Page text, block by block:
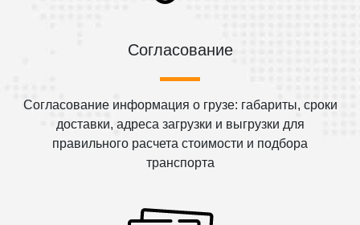
Согласование
Согласование информация о грузе: габариты, сроки
доставки, адреса загрузки и выгрузки для
правильного расчета стоимости и подбора
транспорта